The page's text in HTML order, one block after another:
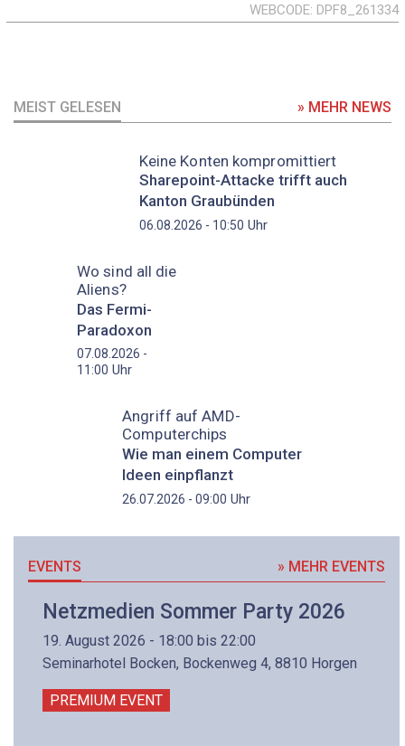
WEBCODE DPF8_261334
MEIST GELESEN » MEHR NEWS
Keine Konten kompromittiert
Sharepoint-Attacke trifft auch
Kanton Graubünden
06.08.2026 - 10:50 Uhr
Wo sind all die
Aliens?
Das Fermi-
Paradoxon
07.08.2026 -
11:00 Uhr
Angriff auf AMD-
Computerchips
Wie man einem Computer
Ideen einpflanzt
26.07.2026 - 09:00 Uhr
EVENTS » MEHR EVENTS
Netzmedien Sommer Party 2026
19. August 2026 - 18:00 bis 22:00
Seminarhotel Bocken, Bockenweg 4, 8810 Horgen
PREMIUM EVENT